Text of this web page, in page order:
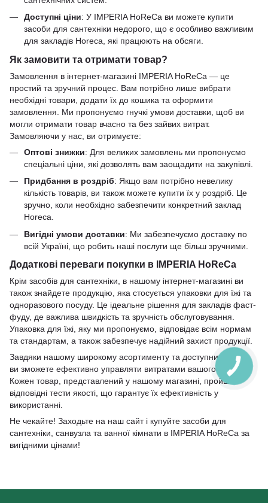
Доступні ціни: У IMPERIA HoReCa ви можете купити
засоби для сантехніки недорого, що є особливо важливим
для закладів Horeca, які працюють на обсяги.
Як замовити та отримати товар?
Замовлення в інтернет-магазині IMPERIA HoReCa — це
простий та зручний процес. Вам потрібно лише вибрати
необхідні товари, додати їх до кошика та оформити
замовлення. Ми пропонуємо гнучкі умови доставки, щоб ви
могли отримати товар вчасно та без зайвих витрат.
Замовляючи у нас, ви отримуєте:
Оптові знижки: Для великих замовлень ми пропонуємо
спеціальні ціни, які дозволять вам заощадити на закупівлі.
Придбання в роздріб: Якщо вам потрібно невелику
кількість товарів, ви також можете купити їх у роздріб. Це
зручно, коли необхідно забезпечити конкретний заклад
Horeca.
Вигідні умови доставки: Ми забезпечуємо доставку по
всій Україні, що робить наші послуги ще більш зручними.
Додаткові переваги покупки в IMPERIA HoReCa
Крім засобів для сантехніки, в нашому інтернет-магазині ви
також знайдете продукцію, яка стосується упаковки для їжі та
одноразового посуду. Це ідеальне рішення для закладів фаст-
фуду, де важлива швидкість та зручність обслуговування.
Упаковка для їжі, яку ми пропонуємо, відповідає всім нормам
та стандартам, а також забезпечує надійний захист продукції.
Завдяки нашому широкому асортименту та доступним цінам,
ви зможете ефективно управляти витратами вашого бізнесу.
Кожен товар, представлений у нашому магазині, пройшов
відповідні тести якості, що гарантує їх ефективність у
використанні.
Не чекайте! Заходьте на наш сайт і купуйте засоби для
сантехніки, санвузла та ванної кімнати в IMPERIA HoReCa за
вигідними цінами!